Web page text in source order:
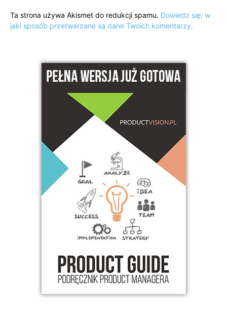
Ta strona używa Akismet do redukcji spamu. Dowiedz się, w
jaki sposób przetwarzane są dane Twoich komentarzy.